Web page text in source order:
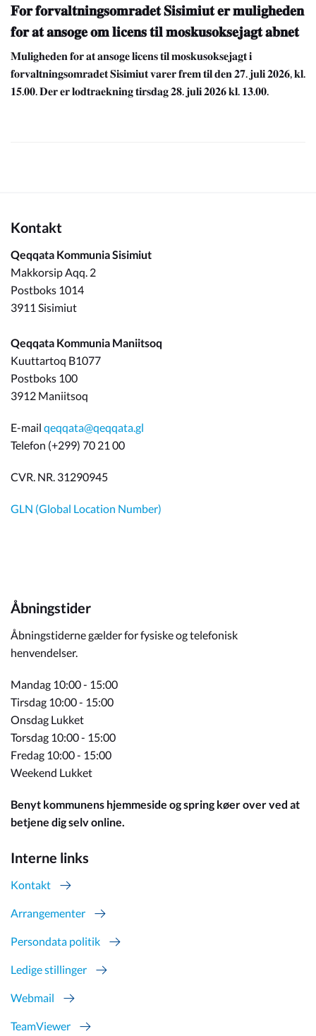
𝐅𝐨𝐫 𝐟𝐨𝐫𝐯𝐚𝐥𝐭𝐧𝐢𝐧𝐠𝐬𝐨𝐦𝐫𝐚𝐝𝐞𝐭 𝐒𝐢𝐬𝐢𝐦𝐢𝐮𝐭 𝐞𝐫 𝐦𝐮𝐥𝐢𝐠𝐡𝐞𝐝𝐞𝐧
𝐟𝐨𝐫 𝐚𝐭 𝐚𝐧𝐬𝐨𝐠𝐞 𝐨𝐦 𝐥𝐢𝐜𝐞𝐧𝐬 𝐭𝐢𝐥 𝐦𝐨𝐬𝐤𝐮𝐬𝐨𝐤𝐬𝐞𝐣𝐚𝐠𝐭 𝐚𝐛𝐧𝐞𝐭
𝐌𝐮𝐥𝐢𝐠𝐡𝐞𝐝𝐞𝐧 𝐟𝐨𝐫 𝐚𝐭 𝐚𝐧𝐬𝐨𝐠𝐞 𝐥𝐢𝐜𝐞𝐧𝐬 𝐭𝐢𝐥 𝐦𝐨𝐬𝐤𝐮𝐬𝐨𝐤𝐬𝐞𝐣𝐚𝐠𝐭 𝐢
𝐟𝐨𝐫𝐯𝐚𝐥𝐭𝐧𝐢𝐧𝐠𝐬𝐨𝐦𝐫𝐚𝐝𝐞𝐭 𝐒𝐢𝐬𝐢𝐦𝐢𝐮𝐭 𝐯𝐚𝐫𝐞𝐫 𝐟𝐫𝐞𝐦 𝐭𝐢𝐥 𝐝𝐞𝐧 𝟐𝟕. 𝐣𝐮𝐥𝐢 𝟐𝟎𝟐𝟔, 𝐤𝐥.
𝟏𝟓.𝟎𝟎. 𝐃𝐞𝐫 𝐞𝐫 𝐥𝐨𝐝𝐭𝐫𝐚𝐞𝐤𝐧𝐢𝐧𝐠 𝐭𝐢𝐫𝐬𝐝𝐚𝐠 𝟐𝟖. 𝐣𝐮𝐥𝐢 𝟐𝟎𝟐𝟔 𝐤𝐥. 𝟏𝟑.𝟎𝟎.
Kontakt
Qeqqata Kommunia Sisimiut
Makkorsip Aqq. 2
Postboks 1014
3911 Sisimiut
Qeqqata Kommunia Maniitsoq
Kuuttartoq B1077
Postboks 100
3912 Maniitsoq
E-mail qeqqata@qeqqata.gl
Telefon (+299) 70 21 00
CVR. NR. 31290945
GLN (Global Location Number)
Åbningstider
Åbningstiderne gælder for fysiske og telefonisk
henvendelser.
Mandag 10:00 - 15:00
Tirsdag 10:00 - 15:00
Onsdag Lukket
Torsdag 10:00 - 15:00
Fredag 10:00 - 15:00
Weekend Lukket
Benyt kommunens hjemmeside og spring køer over ved at
betjene dig selv online.
Interne links
Kontakt
Arrangementer
Persondata politik
Ledige stillinger
Webmail
TeamViewer